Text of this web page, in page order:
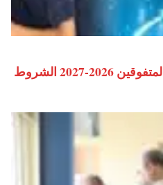
طريقة التقديم في مدارس المتفوقين 2026-2027 الشروط